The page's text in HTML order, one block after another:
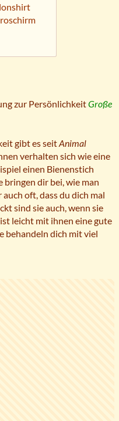
zur PersönlichkeitGroße
gibt es seitAnimal
verhalten sich wie eine
einen Bienenstich
bringen dir bei, wie man
oft, dass du dich mal
sind sie auch, wenn sie
leicht mit ihnen eine gute
behandeln dich mit viel